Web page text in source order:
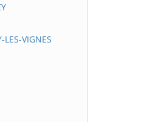
VIGNES